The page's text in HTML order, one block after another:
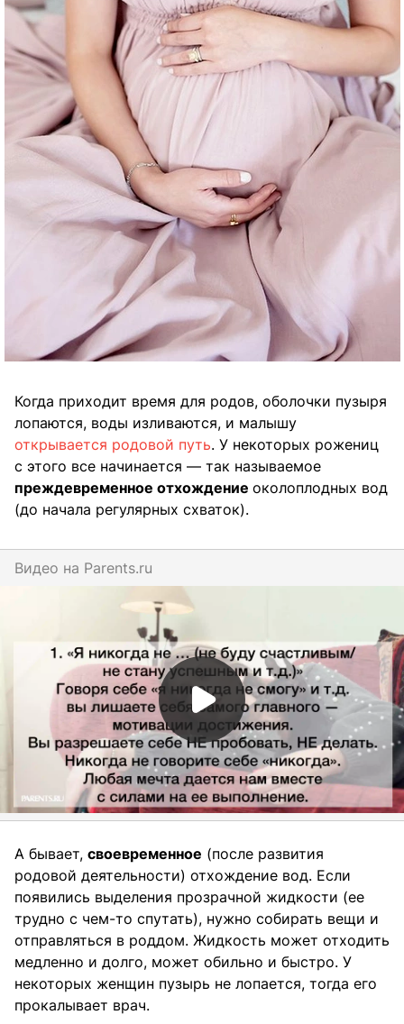
Когда приходит время для родов, оболочки пузыря
лопаются, воды изливаются, и малышу
открывается родовой путь. У некоторых рожениц
с этого все начинается — так называемое
преждевременное отхождение околоплодных вод
(до начала регулярных схваток).
Видео на parents.ru
А бывает, своевременное (после развития
родовой деятельности) отхождение вод. Если
появились выделения прозрачной жидкости (ее
трудно с чем-то спутать), нужно собирать вещи и
отправляться в роддом. Жидкость может отходить
медленно и долго, может обильно и быстро. У
некоторых женщин пузырь не лопается, тогда его
прокалывает врач.